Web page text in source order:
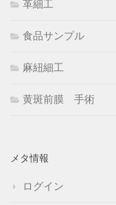
革細工
食品サンプル
麻紐細工
黄斑前膜 手術
メタ情報
ログイン